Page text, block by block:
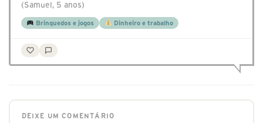
(Samuel, 5 anos)
Brinquedos e jogos Dinheiro e trabalho
DEIXE UM COMENTÁRIO